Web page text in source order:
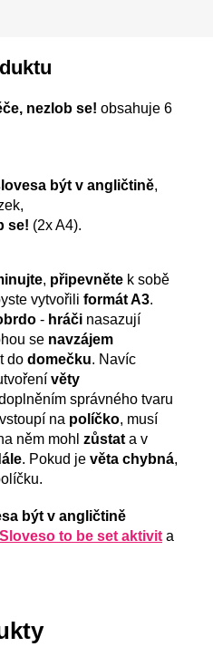
nezlob se! obsahuje 6
být v angličtině,
se! (2x A4).
, připevněte k sobě
vytvořili formát A3.
- hráči nasazují
se navzájem
do domečku. Navíc
věty
správného tvaru
vstoupí na políčko, musí
něm mohl zůstat a v
. Pokud je věta chybná,
být v angličtině
Sloveso to be set aktivit a